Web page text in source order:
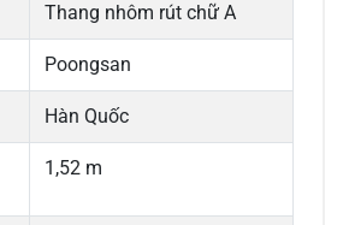
Thang nhôm rút chữ A
Poongsan
Hàn Quốc
1,52 m